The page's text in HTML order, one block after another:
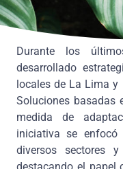
Durante los
desarrollado
locales de La Lima y
Soluciones basadas
medida de
iniciativa se
diversos sectores
destacando el papel